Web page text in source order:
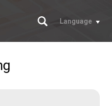
Suche
Language